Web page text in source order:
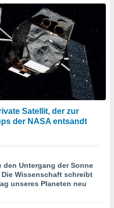
Satellit, der zur
der NASA entsandt
den Untergang der Sonne
Wissenschaft schreibt
unseres Planeten neu